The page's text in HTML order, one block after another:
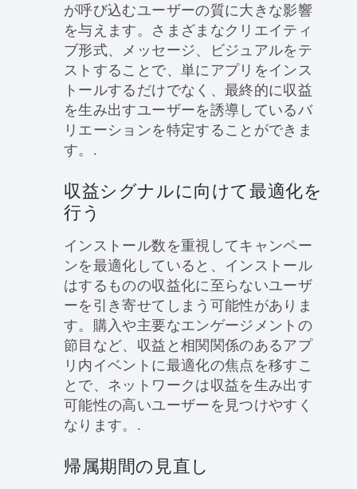
が呼び込むユーザーの質に大きな影響
を与えます。さまざまなクリエイティ
ブ形式、メッセージ、ビジュアルをテ
ストすることで、単にアプリをインス
トールするだけでなく、最終的に収益
を生み出すユーザーを誘導しているバ
リエーションを特定することができま
す。.
収益シグナルに向けて最適化を
行う
インストール数を重視してキャンペー
ンを最適化していると、インストール
はするものの収益化に至らないユーザ
ーを引き寄せてしまう可能性がありま
す。購入や主要なエンゲージメントの
節目など、収益と相関関係のあるアプ
リ内イベントに最適化の焦点を移すこ
とで、ネットワークは収益を生み出す
可能性の高いユーザーを見つけやすく
なります。.
帰属期間の見直し